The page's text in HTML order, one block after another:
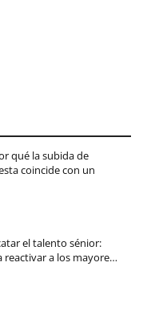
qué la subida de
coincide con un
el talento sénior:
reactivar a los mayore…